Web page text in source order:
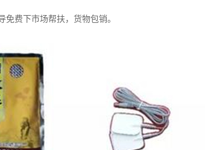
费下市场帮扶，货物包销。